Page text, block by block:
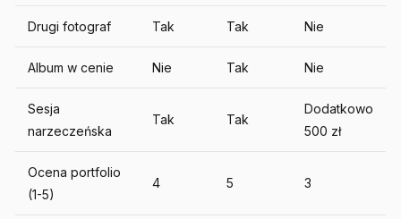
Drugi fotograf Tak Tak Nie
Album w cenie Nie Tak Nie
Sesja
narzeczeńska
Tak Tak
Dodatkowo
500 zł
Ocena portfolio
(1-5)
4 5 3